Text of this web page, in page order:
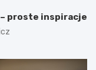
proste inspiracje